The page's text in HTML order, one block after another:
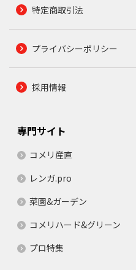
特定商取引法
プライバシーポリシー
採用情報
専門サイト
コメリ産直
レンガ.pro
菜園&ガーデン
コメリハード&グリーン
プロ特集